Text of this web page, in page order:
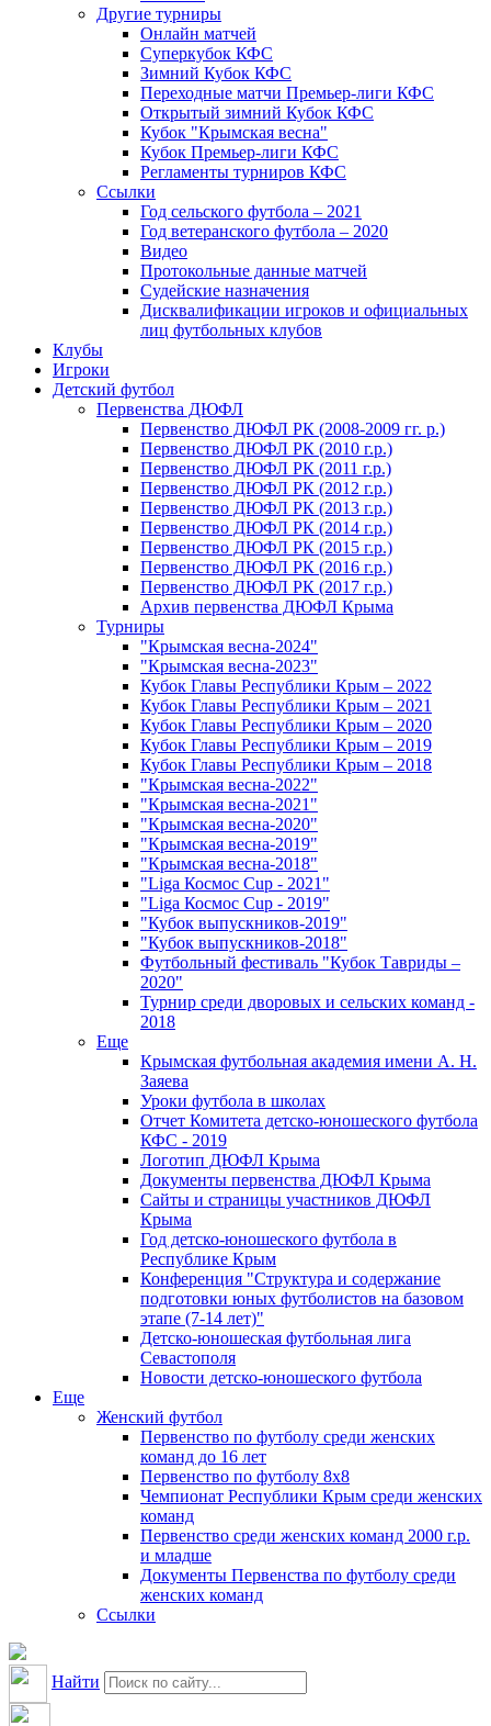
Другие турниры
Онлайн матчей
Суперкубок КФС
Зимний Кубок КФС
Переходные матчи Премьер-лиги КФС
Открытый зимний Кубок КФС
Кубок "Крымская весна"
Кубок Премьер-лиги КФС
Регламенты турниров КФС
Ссылки
Год сельского футбола – 2021
Год ветеранского футбола – 2020
Видео
Протокольные данные матчей
Судейские назначения
Дисквалификации игроков и официальных
лиц футбольных клубов
Клубы
Игроки
Детский футбол
Первенства ДЮФЛ
Первенство ДЮФЛ РК (2008-2009 гг. р.)
Первенство ДЮФЛ РК (2010 г.р.)
Первенство ДЮФЛ РК (2011 г.р.)
Первенство ДЮФЛ РК (2012 г.р.)
Первенство ДЮФЛ РК (2013 г.р.)
Первенство ДЮФЛ РК (2014 г.р.)
Первенство ДЮФЛ РК (2015 г.р.)
Первенство ДЮФЛ РК (2016 г.р.)
Первенство ДЮФЛ РК (2017 г.р.)
Архив первенства ДЮФЛ Крыма
Турниры
"Крымская весна-2024"
"Крымская весна-2023"
Кубок Главы Республики Крым – 2022
Кубок Главы Республики Крым – 2021
Кубок Главы Республики Крым – 2020
Кубок Главы Республики Крым – 2019
Кубок Главы Республики Крым – 2018
"Крымская весна-2022"
"Крымская весна-2021"
"Крымская весна-2020"
"Крымская весна-2019"
"Крымская весна-2018"
"Liga Космос Cup - 2021"
"Liga Космос Cup - 2019"
"Кубок выпускников-2019"
"Кубок выпускников-2018"
Футбольный фестиваль "Кубок Тавриды –
2020"
Турнир среди дворовых и сельских команд -
2018
Еще
Крымская футбольная академия имени А. Н.
Заяева
Уроки футбола в школах
Отчет Комитета детско-юношеского футбола
КФС - 2019
Логотип ДЮФЛ Крыма
Документы первенства ДЮФЛ Крыма
Сайты и страницы участников ДЮФЛ
Крыма
Год детско-юношеского футбола в
Республике Крым
Конференция "Структура и содержание
подготовки юных футболистов на базовом
этапе (7-14 лет)"
Детско-юношеская футбольная лига
Севастополя
Новости детско-юношеского футбола
Еще
Женский футбол
Первенство по футболу среди женских
команд до 16 лет
Первенство по футболу 8х8
Чемпионат Республики Крым среди женских
команд
Первенство среди женских команд 2000 г.р.
и младше
Документы Первенства по футболу среди
женских команд
Ссылки
Найти